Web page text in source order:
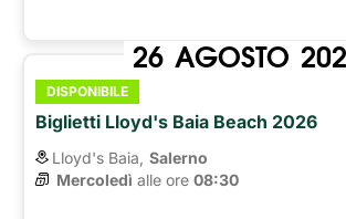
26 AGOSTO
DISPONIBILE
Biglietti Lloyd's Baia Beach 2026
Lloyd's Baia, Salerno
Mercoledì alle ore 08:30